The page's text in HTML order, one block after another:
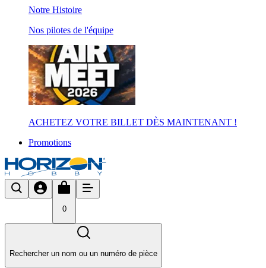
Notre Histoire
Nos pilotes de l'équipe
ACHETEZ VOTRE BILLET DÈS MAINTENANT !
Promotions
0
Rechercher un nom ou un numéro de pièce